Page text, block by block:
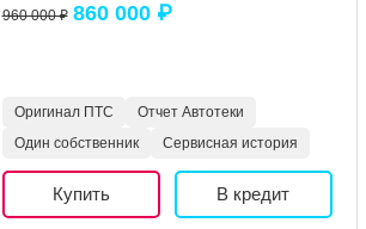
960 000 ₽ 860 000 ₽
Оригинал ПТС
Отчет Автотеки
Один собственник
Сервисная история
Купить В кредит